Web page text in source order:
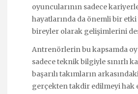
oyuncularının sadece
hayatlarında da önemli bir
bireyler olarak gelişimlerini
Antrenörlerin bu kapsamda
sadece teknik bilgiyle sınırlı
başarılı takımların
gerçekten takdir edilmeyi hak